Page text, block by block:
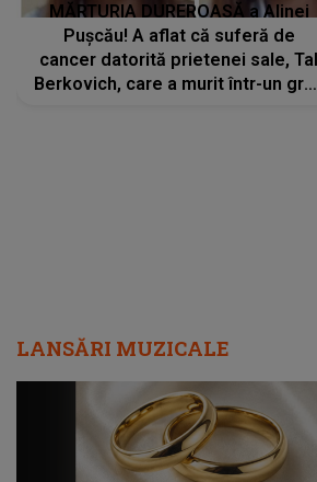
MĂRTURIA DUREROASĂ a Alinei
Pușcău! A aflat că suferă de
cancer datorită prietenei sale, Tal
Berkovich, care a murit într-un grav
LANSĂRI MUZICALE